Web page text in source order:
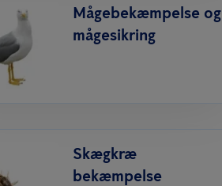
Mågebekæmpelse og
mågesikring
Skægkræ
bekæmpelse